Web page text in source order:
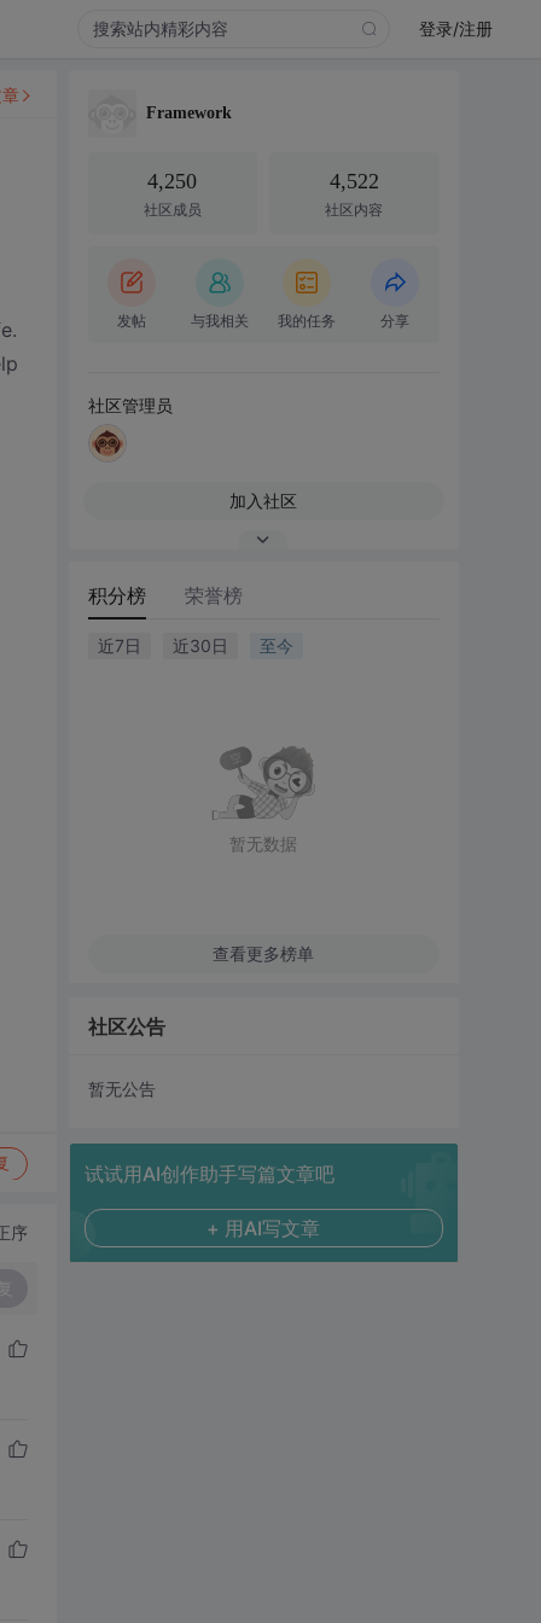
登录/注册
序
Framework
4,250
社区成员
4,522
社区内容
发帖 与我相关 我的任务 分享
社区管理员
加入社区
积分榜 荣誉榜
近7日 近30日 至今
暂无数据
查看更多榜单
社区公告
暂无公告
试试用AI创作助手写篇文章吧
+ 用AI写文章